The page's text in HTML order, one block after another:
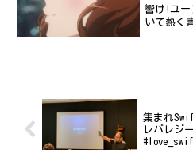
響け!ユー
いて熱く
集まれ
レバレジ